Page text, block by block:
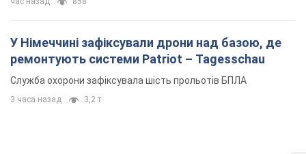
У Німеччині зафіксували дрони над базою, де
ремонтують системи Patriot – Tagesschau
Служба охорони зафіксувала шість прольотів БПЛА
3 часа назад 3,2 т.